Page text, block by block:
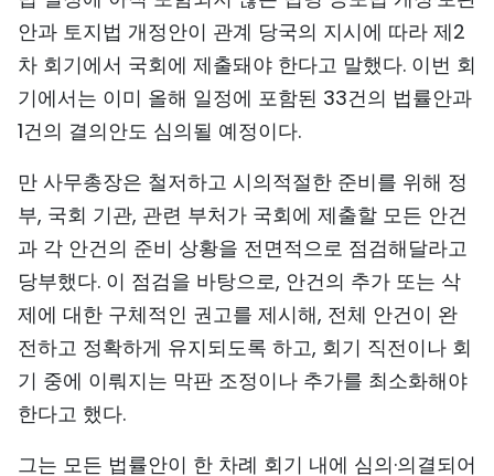
ESPAÑOL
안과 토지법 개정안이 관계 당국의 지시에 따라 제2
차 회기에서 국회에 제출돼야 한다고 말했다. 이번 회
기에서는 이미 올해 일정에 포함된 33건의 법률안과
1건의 결의안도 심의될 예정이다.
만 사무총장은 철저하고 시의적절한 준비를 위해 정
부, 국회 기관, 관련 부처가 국회에 제출할 모든 안건
과 각 안건의 준비 상황을 전면적으로 점검해달라고
당부했다. 이 점검을 바탕으로, 안건의 추가 또는 삭
제에 대한 구체적인 권고를 제시해, 전체 안건이 완
전하고 정확하게 유지되도록 하고, 회기 직전이나 회
기 중에 이뤄지는 막판 조정이나 추가를 최소화해야
한다고 했다.
그는 모든 법률안이 한 차례 회기 내에 심의·의결되어